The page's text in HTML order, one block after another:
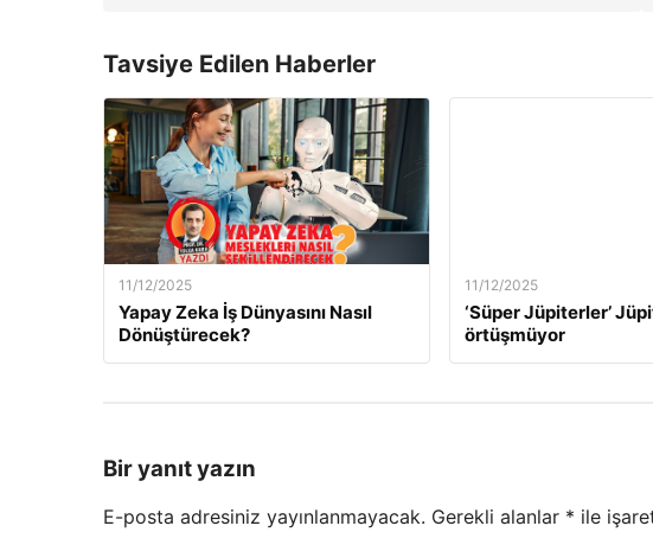
Tavsiye Edilen Haberler
11/12/2025
Yapay Zeka İş Dünyasını Nasıl
Dönüştürecek?
11/12/2025
‘Süper Jüpiterler’
örtüşmüyor
Bir yanıt yazın
E-posta adresiniz yayınlanmayacak. Gerekli alanlar * ile